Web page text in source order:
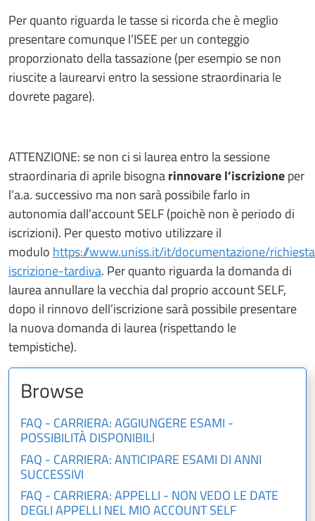
Per quanto riguarda le tasse si ricorda che è meglio
presentare comunque l’ISEE per un conteggio
proporzionato della tassazione (per esempio se non
riuscite a laurearvi entro la sessione straordinaria le
dovrete pagare).
ATTENZIONE: se non ci si laurea entro la sessione
straordinaria di aprile bisognarinnovare l’iscrizioneper
l’a.a. successivo ma non sarà possibile farlo in
autonomia dall’account SELF (poichè non è periodo di
iscrizioni). Per questo motivo utilizzare il
modulo https://www.uniss.it/it/documentazione/
iscrizione-tardiva. Per quanto riguarda la domanda di
laurea annullare la vecchia dal proprio account SELF,
dopo il rinnovo dell’iscrizione sarà possibile presentare
la nuova domanda di laurea (rispettando le
tempistiche).
Browse
FAQ - CARRIERA: AGGIUNGERE ESAMI -
POSSIBILITÀ DISPONIBILI
FAQ - CARRIERA: ANTICIPARE ESAMI DI ANNI
SUCCESSIVI
FAQ - CARRIERA: APPELLI - NON VEDO LE DATE
DEGLI APPELLI NEL MIO ACCOUNT SELF